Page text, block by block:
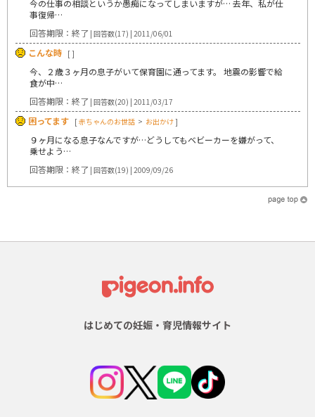
今の仕事の相談というか愚痴になってしまいますが… 去年、私が仕
事復帰…
回答期限：終了 | 回答数(17) | 2011/06/01
こんな時 [ ]
今、２歳３ヶ月の息子がいて保育園に通ってます。 地震の影響で給
食が中…
回答期限：終了 | 回答数(20) | 2011/03/17
困ってます [赤ちゃんのお世話 > お出かけ]
９ヶ月になる息子なんですが…どうしてもベビーカーを嫌がって、
乗せよう…
回答期限：終了 | 回答数(19) | 2009/09/26
はじめての妊娠・育児情報サイト